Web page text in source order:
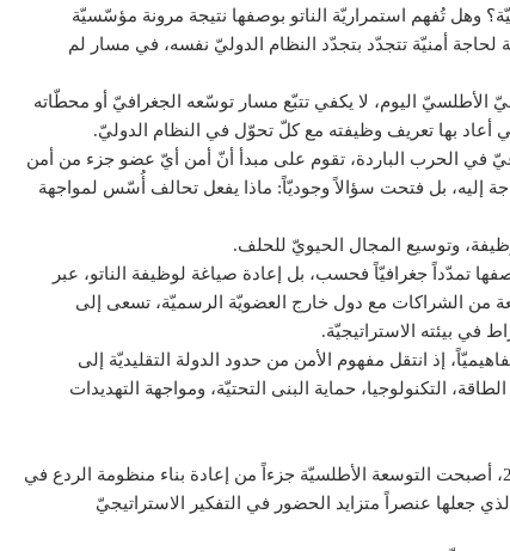
وهل تُفهم استمراريّة الناتو بوصفها نتيجة مرونة مؤسّسيّة
لحاجة أمنيّة تتجدّد بتجدّد النظام الدوليّ نفسه، في مسار لم
اليوم، لا يكفي تتبّع مسار توسّعه الجغرافيّ أو محطّاته
أعاد بها تعريف وظيفته مع كلّ تحوّل في النظام الدوليّ.
بنية ردع جماعيّ في الحرب الباردة، تقوم على مبدأ أنّ أمن أيّ عضو جزء من أمن
إليه، بل فتحت سؤالاً وجوديّاً: ماذا يفعل تحالف أُسّس لمواجهة
وتوسيع المجال الحيويّ للحلف.
تمدّداً جغرافيّاً فحسب، بل إعادة صياغة لوظيفة الناتو، عبر
من الشراكات مع دول خارج العضويّة الرسميّة، تسعى إلى
في بيئته الاستراتيجيّة.
إذ انتقل مفهوم الأمن من حدود الدولة التقليديّة إلى
التكنولوجيا، حماية البنى التحتيّة، ومواجهة التهديدات
منذ عام 2014، ثمّ بصورة أكثر حدّة بعد 2022، أصبحت التوسعة الأطلسيّة جزءاً من إعادة بناء منظومة الردع في
جعلها عنصراً متزايد الحضور في التفكير الاستراتيجيّ